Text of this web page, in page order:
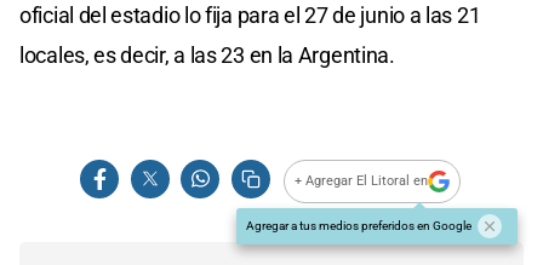
oficial del estadio lo fija para el 27 de junio a las 21
locales, es decir, a las 23 en la Argentina.
+ Agregar El Litoral en
Agregar a tus medios preferidos en Google